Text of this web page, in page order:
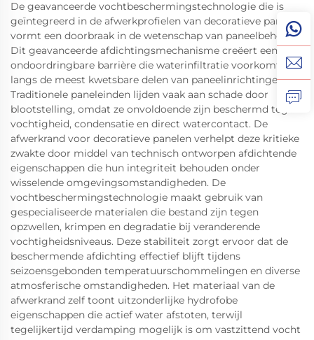
De geavanceerde vochtbeschermingstechnologie die is
geïntegreerd in de afwerkprofielen van decoratieve panelen
vormt een doorbraak in de wetenschap van paneelbehoud.
Dit geavanceerde afdichtingsmechanisme creëert een
ondoordringbare barrière die waterinfiltratie voorkomt
langs de meest kwetsbare delen van paneelinrichtingen.
Traditionele paneleinden lijden vaak aan schade door
blootstelling, omdat ze onvoldoende zijn beschermd tegen
vochtigheid, condensatie en direct watercontact. De
afwerkrand voor decoratieve panelen verhelpt deze kritieke
zwakte door middel van technisch ontworpen afdichtende
eigenschappen die hun integriteit behouden onder
wisselende omgevingsomstandigheden. De
vochtbeschermingstechnologie maakt gebruik van
gespecialiseerde materialen die bestand zijn tegen
opzwellen, krimpen en degradatie bij veranderende
vochtigheidsniveaus. Deze stabiliteit zorgt ervoor dat de
beschermende afdichting effectief blijft tijdens
seizoensgebonden temperatuurschommelingen en diverse
atmosferische omstandigheden. Het materiaal van de
afwerkrand zelf toont uitzonderlijke hydrofobe
eigenschappen die actief water afstoten, terwijl
tegelijkertijd verdamping mogelijk is om vastzittend vocht